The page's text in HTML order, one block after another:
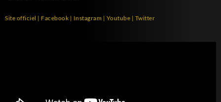
Site officiel | Facebook | Instagram | Youtube | Twitter